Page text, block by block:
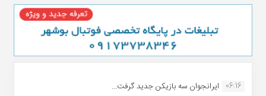
06:16 ایرانجوان سه بازیکن جدید گرفت...